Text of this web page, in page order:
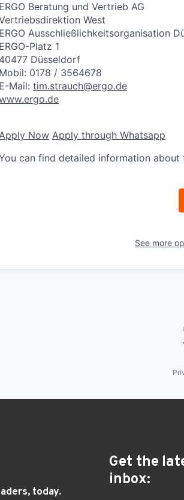
ERGO Beratung und Vertrieb AG
West
ERGO Ausschließlichkeitsorganisation
ERGO-Platz 1
40477 Düsseldorf
Mobil: 0178 / 3564678
E-Mail: tim.strauch@ergo.de
Now Apply through Whatsapp
can find detailed information about
See more
today.
Get the
inbox: